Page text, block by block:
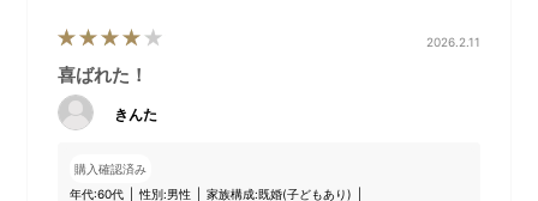
●マルチスティックブレンダー2
2026.2.11
喜ばれた！
きんた
購入確認済み
年代:60代 性別:男性 家族構成:既婚(子どもあり)